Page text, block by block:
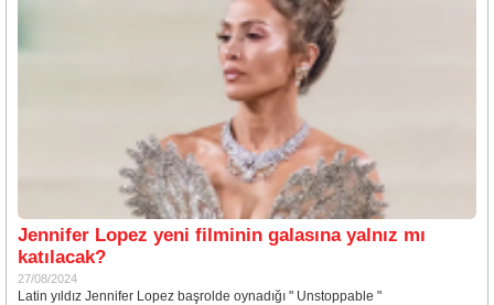
Jennifer Lopez yeni filminin galasına yalnız mı
katılacak?
27/08/2024
Latin yıldız Jennifer Lopez başrolde oynadığı " Unstoppable "